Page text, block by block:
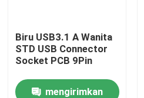
Rumah
Biru USB3.1 A Wanita
STD USB Connector
Socket PCB 9Pin
mengirimkan